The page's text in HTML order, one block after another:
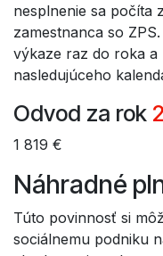
nesplnenie sa počíta
zamestnanca so
výkaze raz do roka a
nasledujúceho
Odvod za rok
1 819 €
Náhradné
Túto povinnosť si
sociálnemu podniku